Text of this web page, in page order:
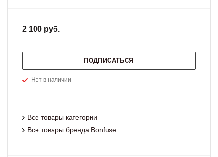
2 100 руб.
ПОДПИСАТЬСЯ
Нет в наличии
Все товары категории
Все товары бренда Bonfuse